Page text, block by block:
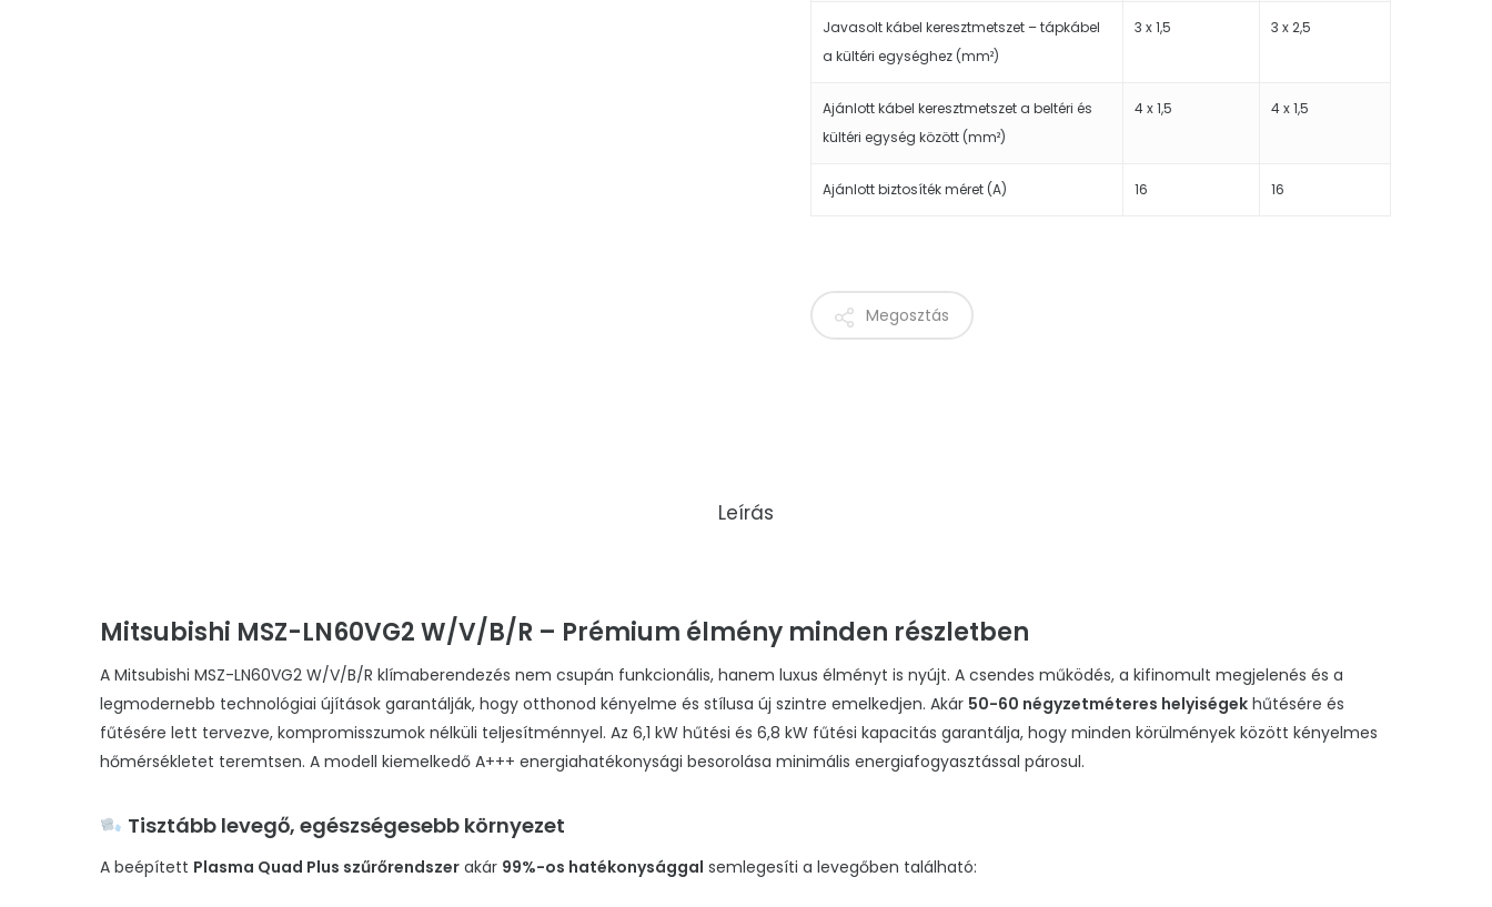
Javasolt kábel keresztmetszet – tápkábel
a kültéri egységhez (mm²)
3 x 1,5 3 x 2,5
Ajánlott kábel keresztmetszet a beltéri és
kültéri egység között (mm²)
4 x 1,5 4 x 1,5
Ajánlott biztosíték méret (A) 16 16
Megosztás
Leírás
Mitsubishi MSZ-LN60VG2 W/V/B/R – Prémium élmény minden részletben
A Mitsubishi MSZ-LN60VG2 W/V/B/R klímaberendezés nem csupán funkcionális, hanem luxus élményt is nyújt. A csendes működés, a kifinomult megjelenés és a
legmodernebb technológiai újítások garantálják, hogy otthonod kényelme és stílusa új szintre emelkedjen. Akár 50-60 négyzetméteres helyiségek hűtésére és
fűtésére lett tervezve, kompromisszumok nélküli teljesítménnyel. Az 6,1 kW hűtési és 6,8 kW fűtési kapacitás garantálja, hogy minden körülmények között kényelmes
hőmérsékletet teremtsen. A modell kiemelkedő A+++ energiahatékonysági besorolása minimális energiafogyasztással párosul.
Tisztább levegő, egészségesebb környezet
A beépített Plasma Quad Plus szűrőrendszer akár 99%-os hatékonysággal semlegesíti a levegőben található: